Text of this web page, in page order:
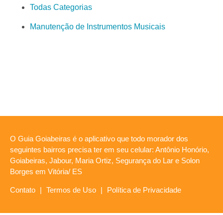
Todas Categorias
Manutenção de Instrumentos Musicais
O Guia Goiabeiras é o aplicativo que todo morador dos
seguintes bairros precisa ter em seu celular: Antônio Honório,
Goiabeiras, Jabour, Maria Ortiz, Segurança do Lar e Solon
Borges em Vitória/ ES
Contato | Termos de Uso | Política de Privacidade